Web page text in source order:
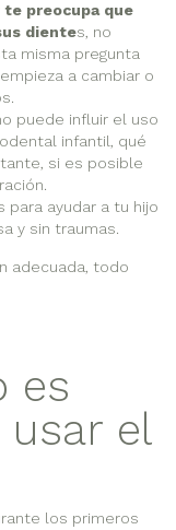
preocupa que
dientes, no
misma pregunta
a cambiar o
puede influir el uso
infantil, qué
si es posible
ayudar a tu hijo
y sin traumas.
adecuada, todo
es
usar el
los primeros